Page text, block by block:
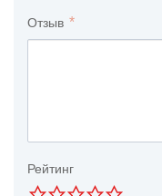
Отзыв
Рейтинг